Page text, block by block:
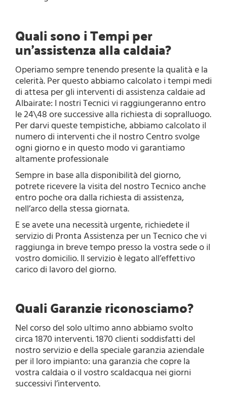
Quali sono i Tempi per
un’assistenza alla caldaia?
Operiamo sempre tenendo presente la qualità e la
celerità. Per questo abbiamo calcolato i tempi medi
di attesa per gli interventi di assistenza caldaie ad
Albairate: I nostri Tecnici vi raggiungeranno entro
le 24\48 ore successive alla richiesta di sopralluogo.
Per darvi queste tempistiche, abbiamo calcolato il
numero di interventi che il nostro Centro svolge
ogni giorno e in questo modo vi garantiamo
altamente professionale
Sempre in base alla disponibilità del giorno,
potrete ricevere la visita del nostro Tecnico anche
entro poche ora dalla richiesta di assistenza,
nell’arco della stessa giornata.
E se avete una necessità urgente, richiedete il
servizio di Pronta Assistenza per un Tecnico che vi
raggiunga in breve tempo presso la vostra sede o il
vostro domicilio. Il servizio è legato all’effettivo
carico di lavoro del giorno.
Quali Garanzie riconosciamo?
Nel corso del solo ultimo anno abbiamo svolto
circa 1870 interventi. 1870 clienti soddisfatti del
nostro servizio e della speciale garanzia aziendale
per il loro impianto: una garanzia che copre la
vostra caldaia o il vostro scaldacqua nei giorni
successivi l’intervento.